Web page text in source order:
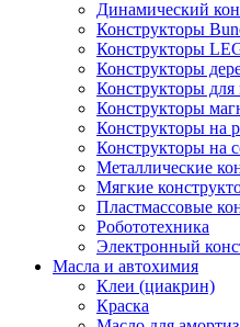
Динамический
Конструкторы
Конструкторы
Конструкторы
Конструкторы
Конструкторы
Конструкторы на
Конструкторы на
Металлические
Мягкие
Пластмассовые
Робототехника
Электронный
Масла и автохимия
Клеи (циакрин)
Краска